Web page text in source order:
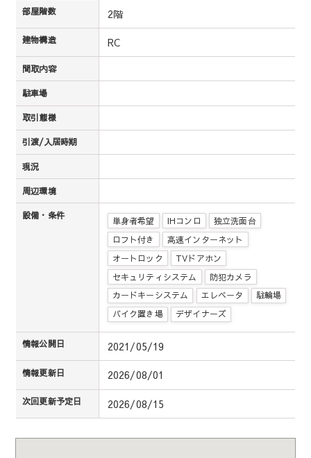
部屋階数 2階
建物構造 RC
間取内容
駐車場
取引態様
引渡/入居時期
現況
周辺環境
設備・条件 単身者希望 IHコンロ
独立洗面台
ロフト付き
高速インターネット
オートロック
TVドアホン
セキュリティシステム
防犯カメラ
カードキーシステム
エレベータ
駐輪場
バイク置き場
デザイナーズ
情報公開日 2021/05/19
情報更新日 2026/08/01
次回更新予定日 2026/08/15